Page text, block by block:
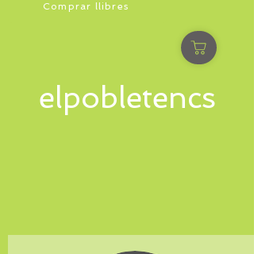
Comprar llibres
elpobletencs